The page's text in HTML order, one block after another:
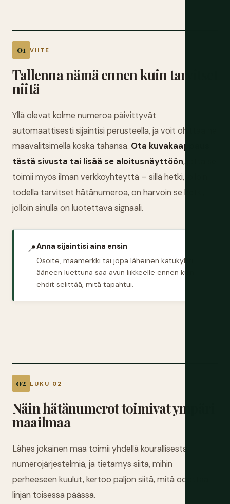
VIITE
Tallenna nämä ennen kuin tarvitset
niitä
Yllä olevat kolme numeroa päivittyvät
automaattisesti sijaintisi perusteella, ja voit ohittaa ne
maavalitsimella koska tahansa. Ota kuvakaappaus
tästä sivusta tai lisää se aloitusnäyttöön, jotta se
toimii myös ilman verkkoyhteyttä – sillä hetki, jolloin
todella tarvitset hätänumeroa, on harvoin se hetki,
jolloin sinulla on luotettava signaali.
📍Anna sijaintisi aina ensin
Osoite, maamerkki tai jopa läheinen katukyltti
ääneen luettuna saa avun liikkeelle ennen kuin
ehdit selittää, mitä tapahtui.
LUKU 02
Näin hätänumerot toimivat ympäri
maailmaa
Lähes jokainen maa toimii yhdellä kourallisesta
numerojärjestelmiä, ja tietämys siitä, mihin
perheeseen kuulut, kertoo paljon siitä, mitä odottaa
linjan toisessa päässä.